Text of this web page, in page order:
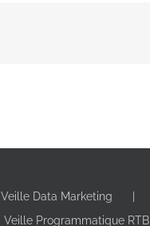
Veille Data Marketing
Veille Programmatique RTB